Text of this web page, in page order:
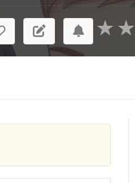
★
★